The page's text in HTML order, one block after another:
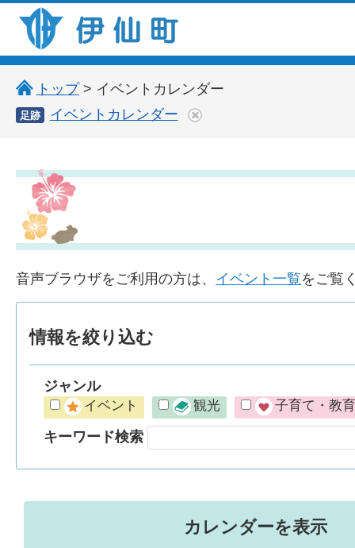
伊仙町 健康・長寿と子宝の町
トップ> イベントカレンダー
足跡 イベントカレンダー
音声ブラウザをご利用の方は、 イベント一覧をご覧
情報を絞り込む
ジャンル
イベント 観光 子育て・教
キーワード検索
カレンダーを表示